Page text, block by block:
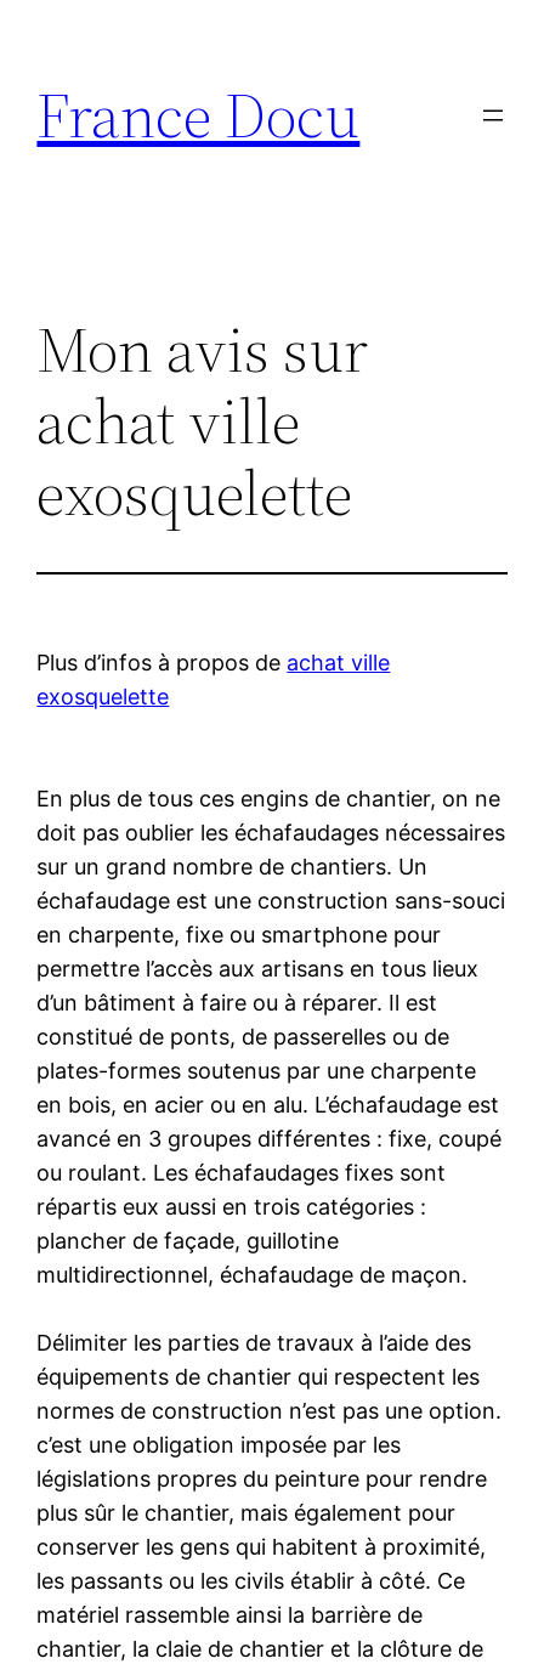
contenu
France Docu
Mon avis sur
achat ville
exosquelette
Plus d’infos à propos de achat ville
exosquelette
En plus de tous ces engins de chantier, on ne
doit pas oublier les échafaudages nécessaires
sur un grand nombre de chantiers. Un
échafaudage est une construction sans-souci
en charpente, fixe ou smartphone pour
permettre l’accès aux artisans en tous lieux
d’un bâtiment à faire ou à réparer. Il est
constitué de ponts, de passerelles ou de
plates-formes soutenus par une charpente
en bois, en acier ou en alu. L’échafaudage est
avancé en 3 groupes différentes : fixe, coupé
ou roulant. Les échafaudages fixes sont
répartis eux aussi en trois catégories :
plancher de façade, guillotine
multidirectionnel, échafaudage de maçon.
Délimiter les parties de travaux à l’aide des
équipements de chantier qui respectent les
normes de construction n’est pas une option.
c’est une obligation imposée par les
législations propres du peinture pour rendre
plus sûr le chantier, mais également pour
conserver les gens qui habitent à proximité,
les passants ou les civils établir à côté. Ce
matériel rassemble ainsi la barrière de
chantier, la claie de chantier et la clôture de